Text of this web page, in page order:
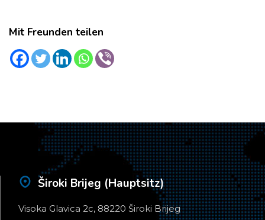
Mit Freunden teilen
Široki Brijeg (Hauptsitz)
Visoka Glavica 2c, 88220 Široki Brijeg